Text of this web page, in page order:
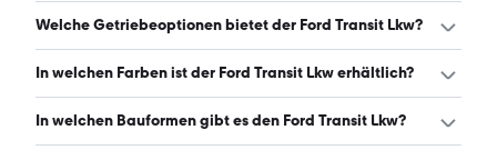
Der Ford Transit Lkw hat Leistungen zwischen 86 und 226
Welche Getriebeoptionen bietet der Ford Transit Lkw?
Der Ford Transit Lkw ist mit manuellem und
In welchen Farben ist der Ford Transit Lkw erhältlich?
Den Ford Transit Lkw gibt es in folgenden Farben: weiß,
In welchen Bauformen gibt es den Ford Transit Lkw?